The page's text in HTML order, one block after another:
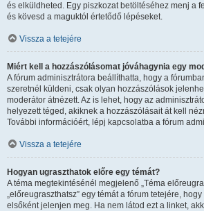
és elküldheted. Egy piszkozat betöltéséhez menj a
és kövesd a maguktól értetődő lépéseket.
Vissza a tetejére
Miért kell a hozzászólásomat jóváhagynia egy
A fórum adminisztrátora beállíthatta, hogy a
szeretnél küldeni, csak olyan hozzászólások
moderátor átnézett. Az is lehet, hogy az
helyezett téged, akiknek a hozzászólásait át kell
További információért, lépj kapcsolatba a fórum
Vissza a tetejére
Hogyan ugraszthatok előre egy témát?
A téma megtekintésénél megjelenő „Téma
„előreugraszthatsz” egy témát a fórum tetejére,
elsőként jelenjen meg. Ha nem látod ezt a linket,